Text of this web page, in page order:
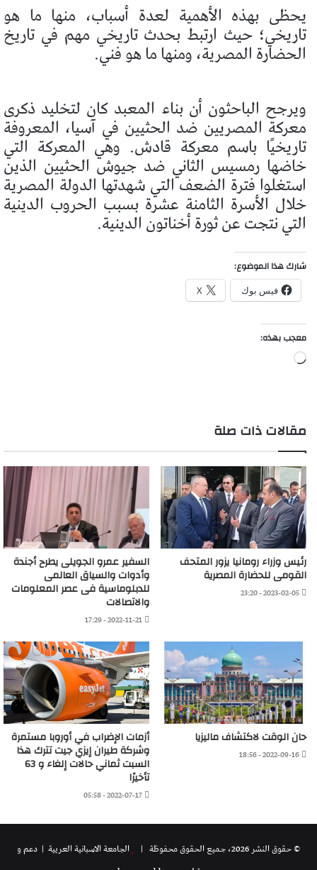
يحظى بهذه الأهمية لعدة أسباب، منها ما هو
تاريخي؛ حيث ارتبط بحدث تاريخي مهم في تاريخ
الحضارة المصرية، ومنها ما هو فني.
ويرجح الباحثون أن بناء المعبد كان لتخليد ذكرى
معركة المصريين ضد الحثيين في آسيا، المعروفة
تاريخيًا باسم معركة قادش. وهي المعركة التي
خاضها رمسيس الثاني ضد جيوش الحثيين الذين
استغلوا فترة الضعف التي شهدتها الدولة المصرية
خلال الأسرة الثامنة عشرة بسبب الحروب الدينية
التي نتجت عن ثورة أخناتون الدينية.
شارك هذا الموضوع:
فيس بوك X
معجب بهذه:
جاري
مقالات ذات صلة
رئيس وزراء رومانيا يزور المتحف
القومى للحضارة المصرية
2023-02-05 - 23:20
السفير عمرو الجويلى يطرح أجندة
وأدوات والسياق العالمى
للدبلوماسية فى عصر المعلومات
والاتصالات
2022-11-21 - 17:29
حان الوقت لاكتشاف ماليزيا
2022-09-16 - 18:56
أزمات الإضراب في أوروبا مستمرة
وشركة طيران إيزي جيت تترك هذا
السبت ثماني حالات إلغاء و 63
تأخيرًا
2022-07-17 - 05:58
© حقوق النشر 2026، جميع الحقوق محفوظة | الجامعة الاسبانية العريية | دعم و